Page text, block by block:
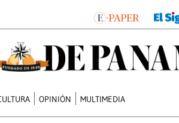
OPINIÓN MULTIMEDIA